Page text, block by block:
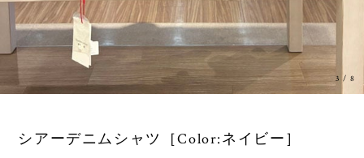
3 /8
シアーデニムシャツ［Color:ネイビー］